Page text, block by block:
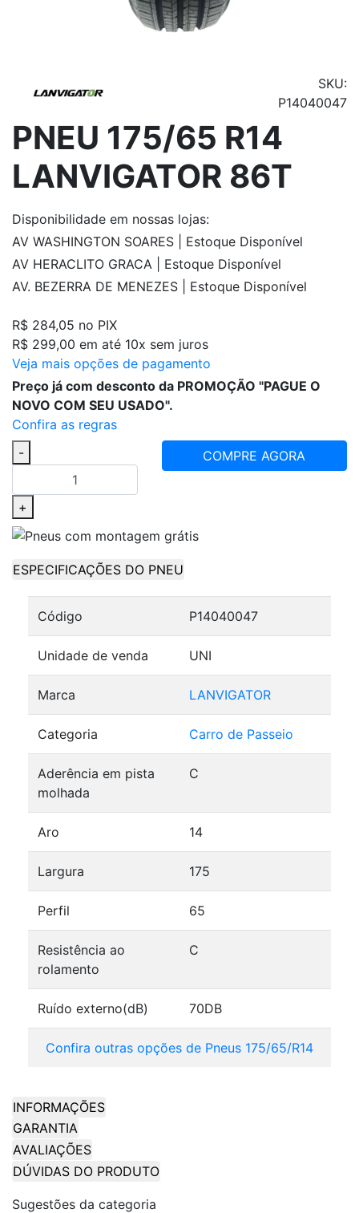
SKU:
P14040047
PNEU 175/65 R14
LANVIGATOR 86T
Disponibilidade em nossas lojas:
AV WASHINGTON SOARES | Estoque Disponível
AV HERACLITO GRACA | Estoque Disponível
AV. BEZERRA DE MENEZES | Estoque Disponível
R$ 284,05 no PIX
R$ 299,00 em até 10x sem juros
Veja mais opções de pagamento
Preço já com desconto da PROMOÇÃO "PAGUE O
NOVO COM SEU USADO".
Confira as regras
-
+
COMPRE AGORA
ESPECIFICAÇÕES DO PNEU
Código P14040047
Unidade de venda UNI
Marca LANVIGATOR
Categoria Carro de Passeio
Aderência em pista
molhada
C
Aro 14
Largura 175
Perfil 65
Resistência ao
rolamento
C
Ruído externo(dB) 70DB
Confira outras opções de Pneus 175/65/R14
INFORMAÇÕES
GARANTIA
AVALIAÇÕES
DÚVIDAS DO PRODUTO
Sugestões da categoria